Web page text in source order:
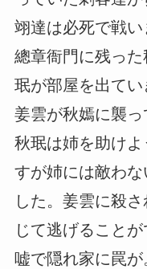
翊達は必死で戦い
總章衙門に残っ
珉が部屋を出て
姜雲が秋嫣に襲
秋珉は姉を助け
すが姉には敵わ
した。姜雲に殺
じて逃げること
嘘で隠れ家に罠が